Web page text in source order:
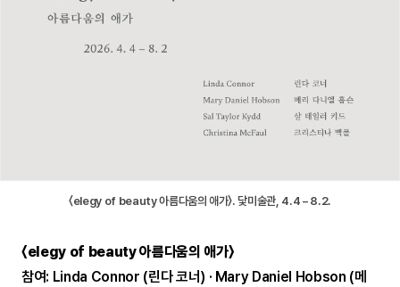
〈elegy of beauty 아름다움의 애가〉. 닻미술관, 4.4 – 8.2.
〈elegy of beauty 아름다움의 애가〉
참여: Linda Connor (린다 코너) · Mary Daniel Hobson (메